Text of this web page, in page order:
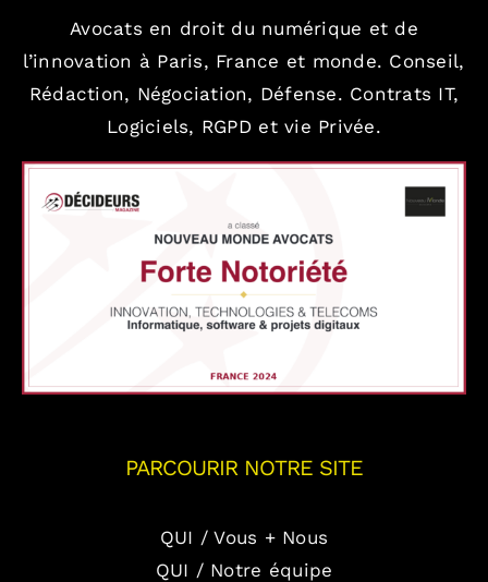
Avocats en droit du numérique et de
l’innovation à Paris, France et monde. Conseil,
Rédaction, Négociation, Défense. Contrats IT,
Logiciels, RGPD et vie Privée.
PARCOURIR NOTRE SITE
QUI / Vous + Nous
QUI / Notre équipe